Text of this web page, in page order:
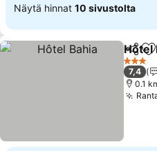
Näytä hinnat 10 sivustolta
Jaa
Hôtel
3
7,4
0.1